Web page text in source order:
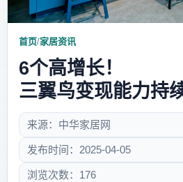
首页/家居资讯
6个高增长！
三翼鸟变现能力持
来源：中华家居网
发布时间：2025-04-05
浏览次数：176